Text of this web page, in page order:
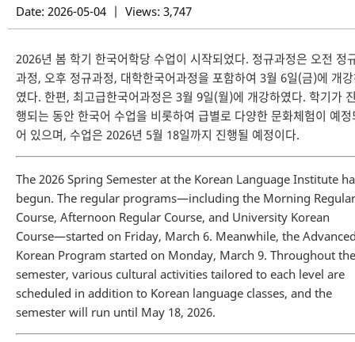
Date: 2026-05-04 | Views: 3,747
2026년 봄 학기 한국어학당 수업이 시작되었다. 정규과정은 오전 정
과정, 오후 정규과정, 대학한국어과정을 포함하여 3월 6일(금)에 개
였다. 한편, 최고급한국어과정은 3월 9일(월)에 개강하였다. 학기가
행되는 동안 한국어 수업을 비롯하여 급별로 다양한 문화체험이 예정
어 있으며, 수업은 2026년 5월 18일까지 진행될 예정이다.
The 2026 Spring Semester at the Korean Language Institute
begun. The regular programs—including the Morning Regular
Course, Afternoon Regular Course, and University Korean
Course—started on Friday, March 6. Meanwhile, the
Korean Program started on Monday, March 9. Throughout the
semester, various cultural activities tailored to each level are
scheduled in addition to Korean language classes, and the
semester will run until May 18, 2026.